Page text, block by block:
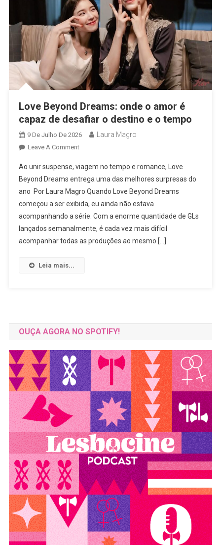
Love Beyond Dreams: onde o amor é
capaz de desafiar o destino e o tempo
9 De Julho De 2026 Laura Magro
Leave A CommentOn
Beyond
Dreams:
Onde
O
Amor
É
Capaz
Ao unir suspense, viagem no tempo e romance, Love
Beyond Dreams entrega uma das melhores surpresas do
ano Por Laura Magro Quando Love Beyond Dreams
começou a ser exibida, eu ainda não estava
acompanhando a série. Com a enorme quantidade de GLs
lançados semanalmente, é cada vez mais difícil
acompanhar todas as produções ao mesmo […]
Leia mais...
OUÇA AGORA NO SPOTIFY!